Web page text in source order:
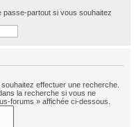
passe-partout si vous souhaitez
effectuer une recherche.
la recherche si vous ne
forums » affichée ci-dessous.